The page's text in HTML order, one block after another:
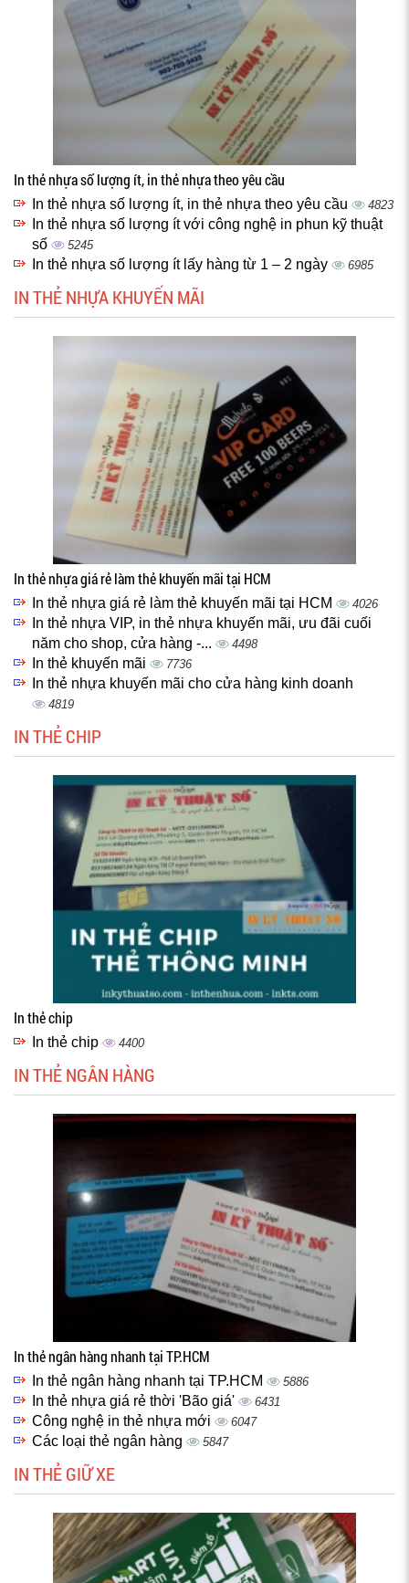
In thẻ nhựa số lượng ít, in thẻ nhựa theo yêu cầu
In thẻ nhựa số lượng ít, in thẻ nhựa theo yêu cầu 4823
In thẻ nhựa số lượng ít với công nghệ in phun kỹ thuật
số
5245
In thẻ nhựa số lượng ít lấy hàng từ 1 – 2 ngày 6985
IN THẺ NHỰA KHUYẾN MÃI
In thẻ nhựa giá rẻ làm thẻ khuyến mãi tại HCM
In thẻ nhựa giá rẻ làm thẻ khuyến mãi tại HCM 4026
In thẻ nhựa VIP, in thẻ nhựa khuyến mãi, ưu đãi cuối
năm cho shop, cửa hàng -...
4498
In thẻ khuyến mãi 7736
In thẻ nhựa khuyến mãi cho cửa hàng kinh doanh
4819
IN THẺ CHIP
In thẻ chip
In thẻ chip 4400
IN THẺ NGÂN HÀNG
In thẻ ngân hàng nhanh tại TP.HCM
In thẻ ngân hàng nhanh tại TP.HCM 5886
In thẻ nhựa giá rẻ thời 'Bão giá' 6431
Công nghệ in thẻ nhựa mới 6047
Các loại thẻ ngân hàng 5847
IN THẺ GIỮ XE